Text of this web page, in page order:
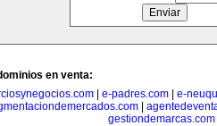
en venta:
| e-padres.com| e-
gestiondemarcas.com